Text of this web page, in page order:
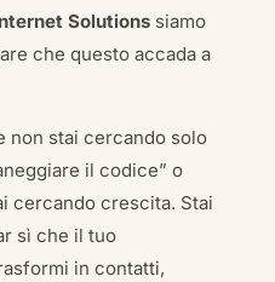
Solutionssiamo
che questo accada a
non stai cercando solo
il codice” o
cercando crescita. Stai
sì che il tuo
in contatti,